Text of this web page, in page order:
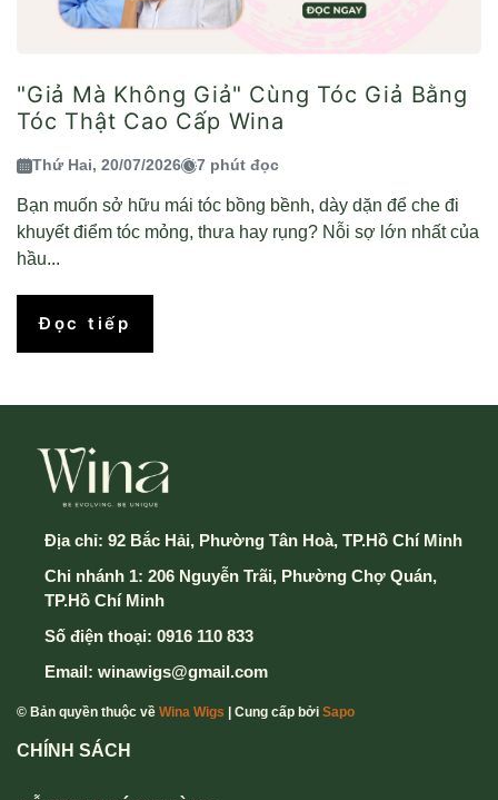
"Giả Mà Không Giả" Cùng Tóc Giả Bằng
Tóc Thật Cao Cấp Wina
Thứ Hai, 20/07/2026 7 phút đọc
Bạn muốn sở hữu mái tóc bồng bềnh, dày dặn để che đi
khuyết điểm tóc mỏng, thưa hay rụng? Nỗi sợ lớn nhất của
hầu...
Đọc tiếp
Địa chỉ: 92 Bắc Hải, Phường Tân Hoà, TP.Hồ Chí Minh
Chi nhánh 1: 206 Nguyễn Trãi, Phường Chợ Quán,
TP.Hồ Chí Minh
Số điện thoại: 0916 110 833
Email: winawigs@gmail.com
© Bản quyền thuộc về Wina Wigs | Cung cấp bởi Sapo
CHÍNH SÁCH